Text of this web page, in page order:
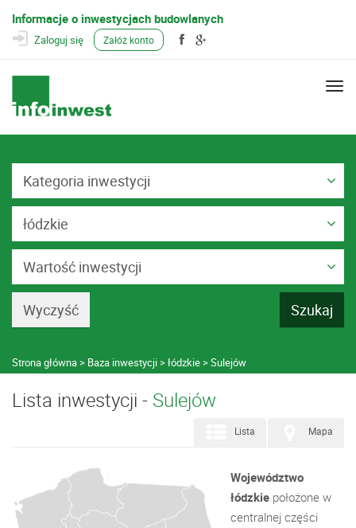
Informacje o inwestycjach budowlanych
Zaloguj się Załóż konto
Kategoria inwestycji
łódzkie
Wartość inwestycji
Strona główna Baza inwestycji łódzkie Sulejów
Lista inwestycji - Sulejów
Mapa
Lista
Województwo
łódzkie położone w
centralnej części